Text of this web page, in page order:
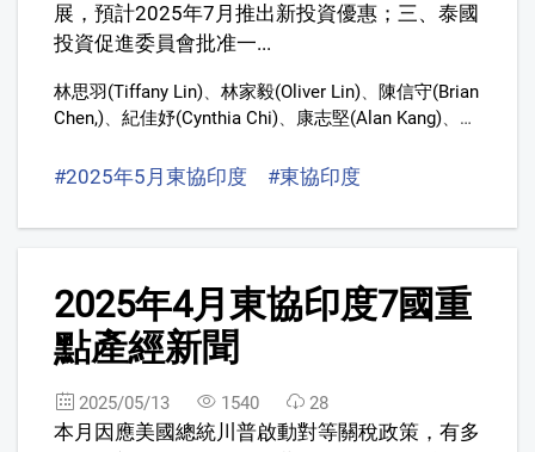
展，預計2025年7月推出新投資優惠；三、泰國
投資促進委員會批准一...
林思羽(Tiffany Lin)、 林家毅(Oliver Lin)、 陳信守(Brian
Chen,)、 紀佳妤(Cynthia Chi)、 康志堅(Alan Kang)、 許
#2025年5月東協印度 #東協印度
2025年4月東協印度7國重
點產經新聞
2025/05/13 1540 28
本月因應美國總統川普啟動對等關稅政策，有多